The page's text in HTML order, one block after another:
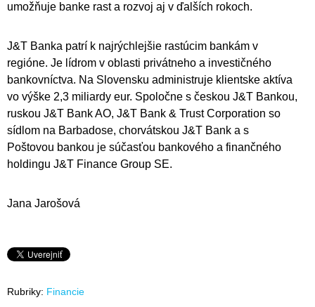
umožňuje banke rast a rozvoj aj v ďalších rokoch.
J&T Banka patrí k najrýchlejšie rastúcim bankám v
regióne. Je lídrom v oblasti privátneho a investičného
bankovníctva. Na Slovensku administruje klientske aktíva
vo výške 2,3 miliardy eur. Spoločne s českou J&T Bankou,
ruskou J&T Bank AO, J&T Bank & Trust Corporation so
sídlom na Barbadose, chorvátskou J&T Bank a s
Poštovou bankou je súčasťou bankového a finančného
holdingu J&T Finance Group SE.
Jana Jarošová
Rubriky: Financie